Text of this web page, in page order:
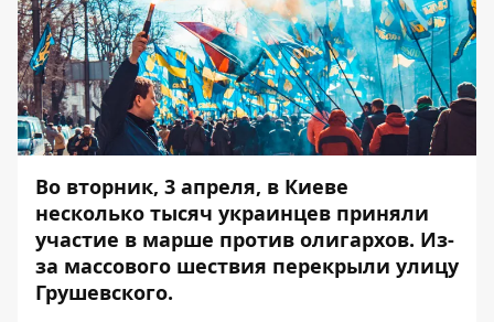
Во вторник, 3 апреля, в Киеве
несколько тысяч украинцев приняли
участие в марше против олигархов. Из-
за массового шествия перекрыли улицу
Грушевского.